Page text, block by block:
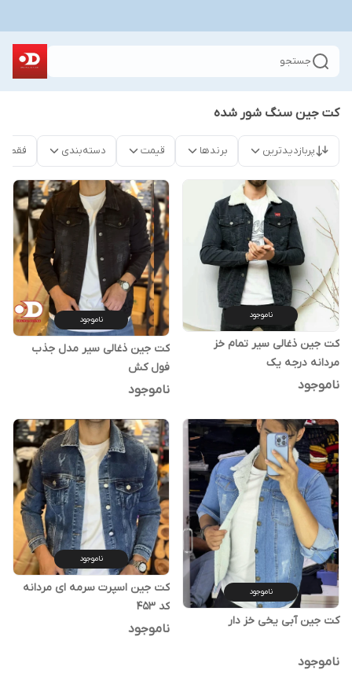
جستجو
کت جین سنگ شور شده
پربازدیدترین برندها قیمت دسته‌بندی فقط
ناموجود
کت جین ذغالی سیر تمام خز
مردانه درجه یک
ناموجود
ناموجود
کت جین ذغالی سیر مدل جذب
فول کش
ناموجود
ناموجود
کت جین آبی یخی خز دار
ناموجود
ناموجود
کت جین اسپرت سرمه ای مردانه
کد ۴۵۳
ناموجود